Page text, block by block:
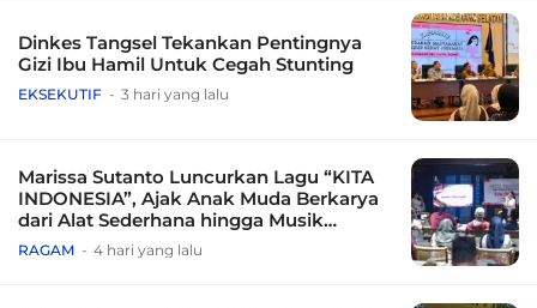
Dinkes Tangsel Tekankan Pentingnya
Gizi Ibu Hamil Untuk Cegah Stunting
EKSEKUTIF 3 hari yang lalu
Marissa Sutanto Luncurkan Lagu “KITA
INDONESIA”, Ajak Anak Muda Berkarya
dari Alat Sederhana hingga Musik
Tradisional
RAGAM 4 hari yang lalu